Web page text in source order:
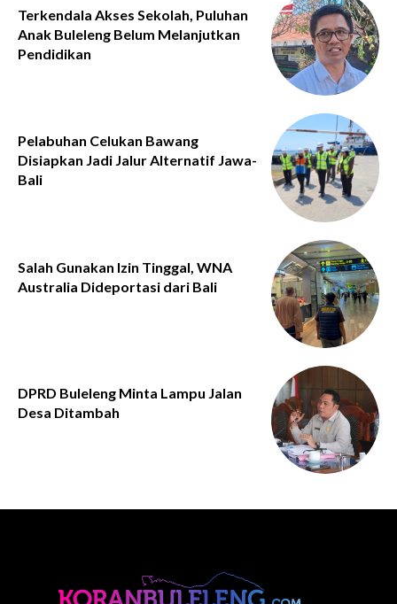
Terkendala Akses Sekolah, Puluhan
Anak Buleleng Belum Melanjutkan
Pendidikan
Pelabuhan Celukan Bawang
Disiapkan Jadi Jalur Alternatif Jawa-
Bali
Salah Gunakan Izin Tinggal, WNA
Australia Dideportasi dari Bali
DPRD Buleleng Minta Lampu Jalan
Desa Ditambah